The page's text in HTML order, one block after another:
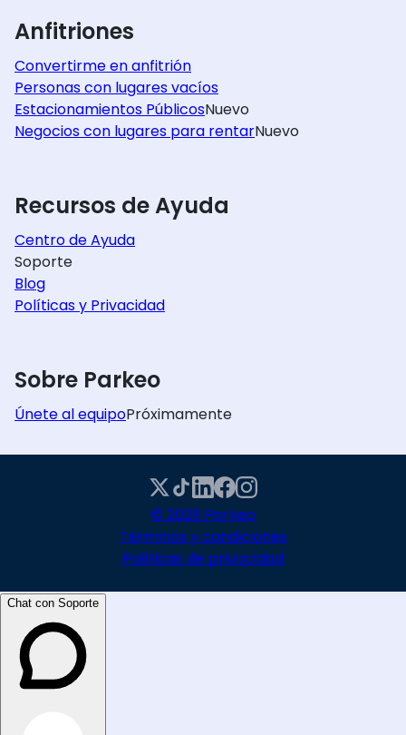
Anfitriones
Convertirme en anfitrión
Personas con lugares vacíos
Estacionamientos PúblicosNuevo
Negocios con lugares para rentarNuevo
Recursos de Ayuda
Centro de Ayuda
Soporte
Blog
Políticas y Privacidad
Sobre Parkeo
Únete al equipoPróximamente
© 2026 Parkeo
Términos y condiciones
Políticas de privacidad
Chat con Soporte